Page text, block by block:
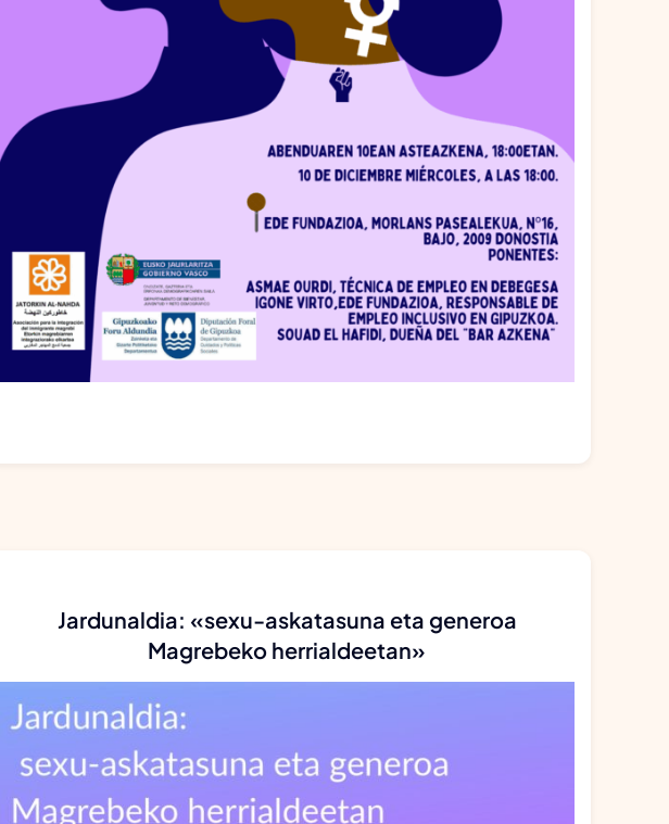
Jardunaldia: «sexu-askatasuna eta generoa
Magrebeko herrialdeetan»